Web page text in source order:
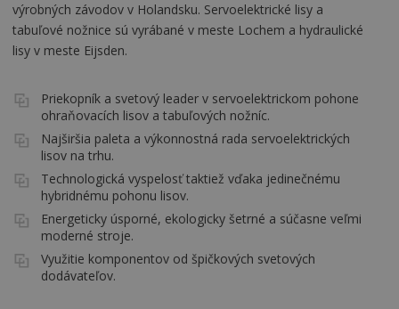
výrobných závodov v Holandsku. Servoelektrické lisy a
tabuľové nožnice sú vyrábané v meste Lochem a hydraulické
lisy v meste Eijsden.
Priekopník a svetový leader v servoelektrickom pohone
ohraňovacích lisov a tabuľových nožníc.
Najširšia paleta a výkonnostná rada servoelektrických
lisov na trhu.
Technologická vyspelosť taktiež vďaka jedinečnému
hybridnému pohonu lisov.
Energeticky úsporné, ekologicky šetrné a súčasne veľmi
moderné stroje.
Využitie komponentov od špičkových svetových
dodávateľov.